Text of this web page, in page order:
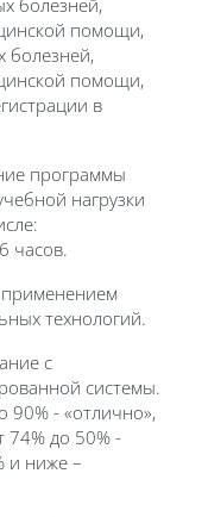
помощи,
болезней,
помощи,
в
программы
нагрузки
часов.
применением
технологий.
с
системы.
90% - «отлично»,
74% до 50% -
и ниже –